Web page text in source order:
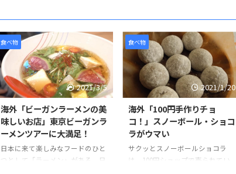
食べ物
2021/3/5
海外「ビーガンラーメンの美
味しいお店」東京ビーガンラ
ーメンツアーに大満足！
日本に来て楽しみなフードのひと
つとして「ラーメン」がある。日
食べ物
2021/1/20
海外「100円手作りチョ
コ！」スノーボール・ショコ
ラがウマい
サクッとスノーボールショコラ
は、100円ショップで売られてい